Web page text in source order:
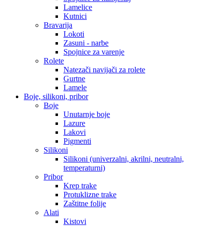
Lamelice
Kutnici
Bravarija
Lokoti
Zasuni - narbe
Spojnice za varenje
Rolete
Natezači navijači za rolete
Gurtne
Lamele
Boje, silikoni, pribor
Boje
Unutarnje boje
Lazure
Lakovi
Pigmenti
Silikoni
Silikoni (univerzalni, akrilni, neutralni,
temperaturni)
Pribor
Krep trake
Protuklizne trake
Zaštitne folije
Alati
Kistovi